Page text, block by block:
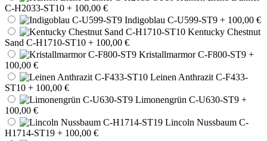
C-H2033-ST10 + 100,00 €
Indigoblau C-U599-ST9 + 100,00 €
Kentucky Chestnut
Sand C-H1710-ST10 + 100,00 €
Kristallmarmor C-F800-ST9 +
100,00 €
Leinen Anthrazit C-F433-
ST10 + 100,00 €
Limonengrün C-U630-ST9 +
100,00 €
Lincoln Nussbaum C-
H1714-ST19 + 100,00 €